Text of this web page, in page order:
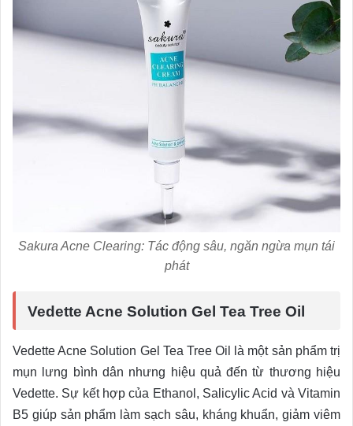
Sakura Acne Clearing: Tác động sâu, ngăn ngừa mụn tái
phát
Vedette Acne Solution Gel Tea Tree Oil
Vedette Acne Solution Gel Tea Tree Oil là một sản phẩm trị
mụn lưng bình dân nhưng hiệu quả đến từ thương hiệu
Vedette. Sự kết hợp của Ethanol, Salicylic Acid và Vitamin
B5 giúp sản phẩm làm sạch sâu, kháng khuẩn, giảm viêm